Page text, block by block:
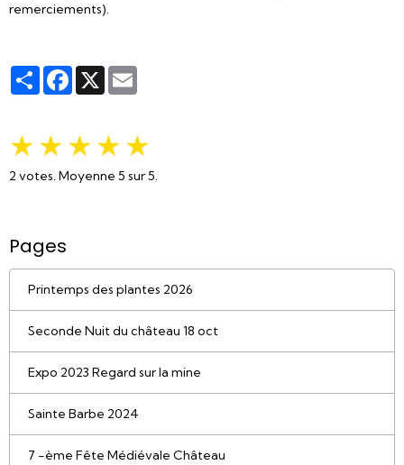
remerciements).
PartagerFacebook
X
★★★★★
2 votes. Moyenne 5 sur 5.
Pages
Printemps des plantes 2026
Seconde Nuit du château 18 oct
Expo 2023 Regard sur la mine
Sainte Barbe 2024
7 -ème Fête Médiévale Château